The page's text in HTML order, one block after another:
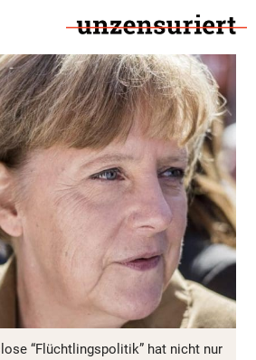
“Flüchtlingspolitik” hat nicht nur